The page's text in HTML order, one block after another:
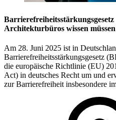
Architekturbüros wissen müssen
Am 28. Juni 2025 ist in
Barrierefreiheitsstärkungsgesetz
die europäische Richtlinie (EU)
Act) in deutsches Recht um und
zur Barrierefreiheit insbesondere